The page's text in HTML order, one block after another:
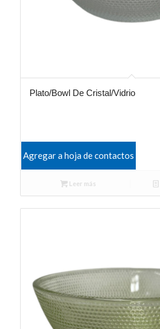
Plato/Bowl De Cristal/Vidrio
Agregar a hoja de contactos
Leer más